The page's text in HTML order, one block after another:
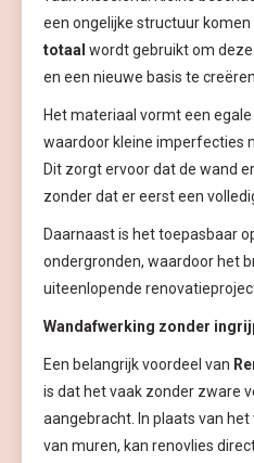
een ongelijke structuur komen
totaal wordt gebruikt om
en een nieuwe basis te
Het materiaal vormt een
waardoor kleine imperfecties
Dit zorgt ervoor dat de wand
zonder dat er eerst een
Daarnaast is het toepasbaar
ondergronden, waardoor het
uiteenlopende
Wandafwerking zonder
Een belangrijk voordeel van
is dat het vaak zonder zware
aangebracht. In plaats van
van muren, kan renovlies